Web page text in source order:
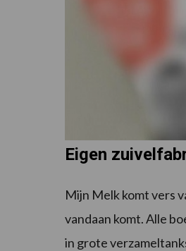
Eigen
Mijn Melk komt vers
vandaan komt. Alle
in grote